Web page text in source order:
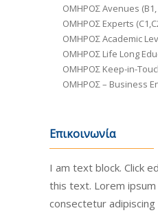
ΟΜΗΡΟΣ Avenues (B1,
ΟΜΗΡΟΣ Experts
ΟΜΗΡΟΣ Academic
ΟΜΗΡΟΣ Life Long
ΟΜΗΡΟΣ Keep-in-
ΟΜΗΡΟΣ – Business
Επικοινωνία
I am text block. Click
this text. Lorem
consectetur